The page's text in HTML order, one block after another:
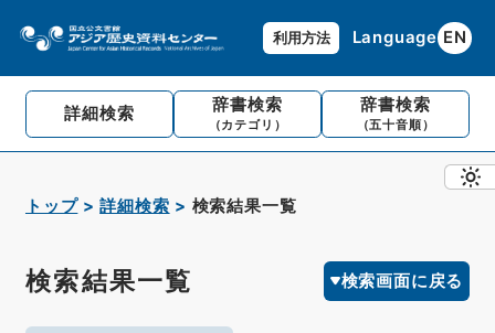
利用方法 Language EN
詳細検索 辞書検索
（カテゴリ）
辞書検索
（五十音順）
トップ 詳細検索 検索結果一覧
検索結果一覧 検索画面に戻る